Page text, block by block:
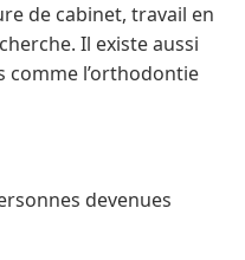
de cabinet, travail en
Il existe aussi
comme l’orthodontie
devenues